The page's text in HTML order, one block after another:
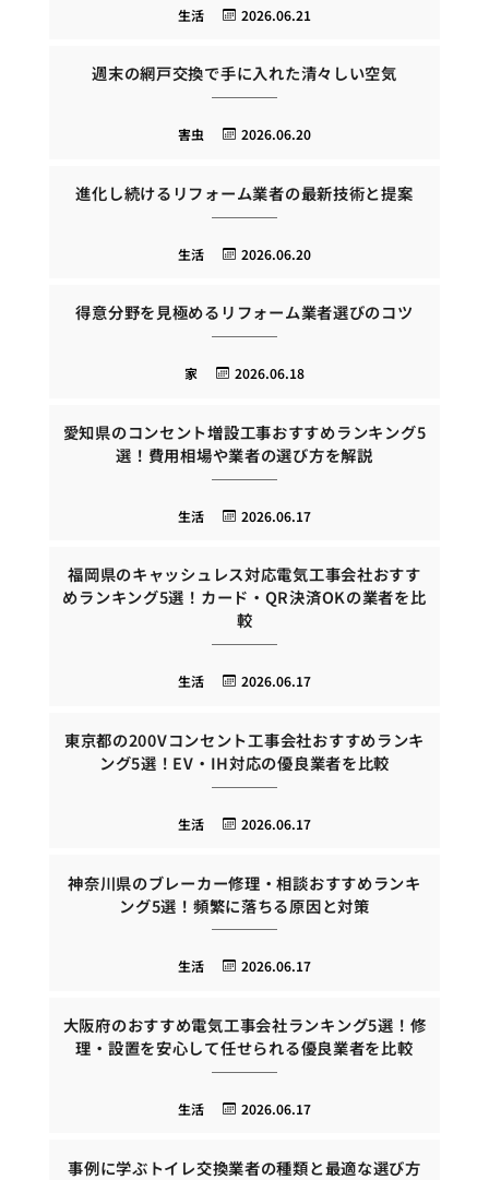
2026.06.21
生活
週末の網戸交換で手に入れた清々しい空気
2026.06.20
害虫
進化し続けるリフォーム業者の最新技術と提案
2026.06.20
生活
得意分野を見極めるリフォーム業者選びのコツ
2026.06.18
家
愛知県のコンセント増設工事おすすめランキング5
選！費用相場や業者の選び方を解説
2026.06.17
生活
福岡県のキャッシュレス対応電気工事会社おすす
めランキング5選！カード・QR決済OKの業者を比
較
2026.06.17
生活
東京都の200Vコンセント工事会社おすすめランキ
ング5選！EV・IH対応の優良業者を比較
2026.06.17
生活
神奈川県のブレーカー修理・相談おすすめランキ
ング5選！頻繁に落ちる原因と対策
2026.06.17
生活
大阪府のおすすめ電気工事会社ランキング5選！修
理・設置を安心して任せられる優良業者を比較
2026.06.17
生活
事例に学ぶトイレ交換業者の種類と最適な選び方